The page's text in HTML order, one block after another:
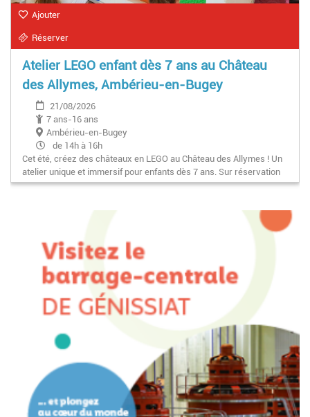
Ajouter
Réserver
Atelier LEGO enfant dès 7 ans au Château
des Allymes, Ambérieu-en-Bugey
21/08/2026
7 ans-16 ans
Ambérieu-en-Bugey
de 14h à 16h
Cet été, créez des châteaux en LEGO au Château des Allymes ! Un
atelier unique et immersif pour enfants dès 7 ans. Sur réservation